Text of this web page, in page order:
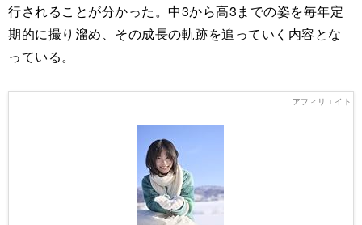
行されることが分かった。中3から高3までの姿を毎年定
期的に撮り溜め、その成長の軌跡を追っていく内容とな
っている。